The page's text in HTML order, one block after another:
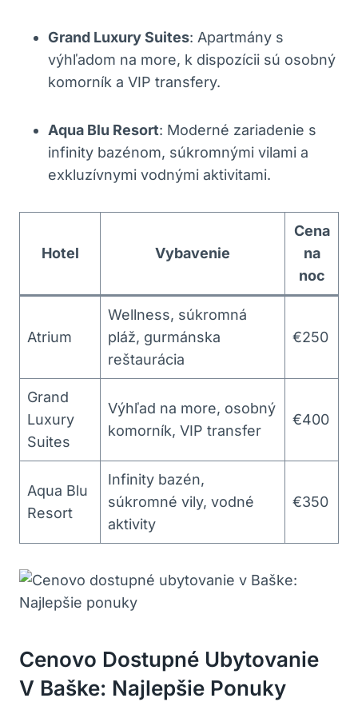
Grand Luxury Suites: Apartmány s
výhľadom na more, k dispozícii sú osobný
komorník a VIP transfery.
Aqua Blu Resort: Moderné zariadenie s
infinity bazénom, súkromnými vilami a
exkluzívnymi vodnými aktivitami.
Hotel Vybavenie
Cena
na
noc
Atrium
Wellness, súkromná
pláž, gurmánska
reštaurácia
€250
Grand
Luxury
Suites
Výhľad na more, osobný
komorník, VIP transfer
€400
Aqua Blu
Resort
Infinity bazén,
súkromné vily, vodné
aktivity
€350
Cenovo Dostupné Ubytovanie
V Baške: Najlepšie Ponuky